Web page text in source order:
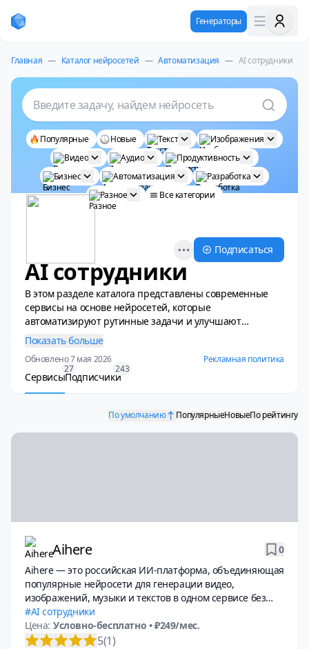
Генераторы
Главная — Каталог нейросетей — Автоматизация — AI сотрудники
Введите задачу, найдем нейросеть
Популярные Новые Текст
Изображения
Видео
Аудио
Продуктивность
Бизнес
Автоматизация
Разработка
Разное
Все категории
Open options
Подписаться
AI сотрудники
В этом разделе каталога представлены современные
сервисы на основе нейросетей, которые
автоматизируют рутинные задачи и улучшают
эффективность работы. С помощью этих инструментов
можно создать нейросотрудника, чтобы проводить
анализ данных, создавать отчеты, обрабатывать
запросы клиентов и управлять документацией. ИИ
решения позволяют сократить время на выполнение
затраты на обучение сотрудников. Среди доступных
сервисов есть как универсальные платформы, так и
Показать больше
Обновлено 7 мая 2026 Рекламная политика
Сервисы
27
Подписчики
243
По умолчанию ПопулярныеНовыеПо рейтингу
Aihere
0
Aihere — это российская ИИ-платформа, объединяющая
популярные нейросети для генерации видео,
изображений, музыки и текстов в одном сервисе без
необходимости использовать VPN
AI сотрудники
Цена: Условно-бесплатно • ₽249/мес.
5(1)